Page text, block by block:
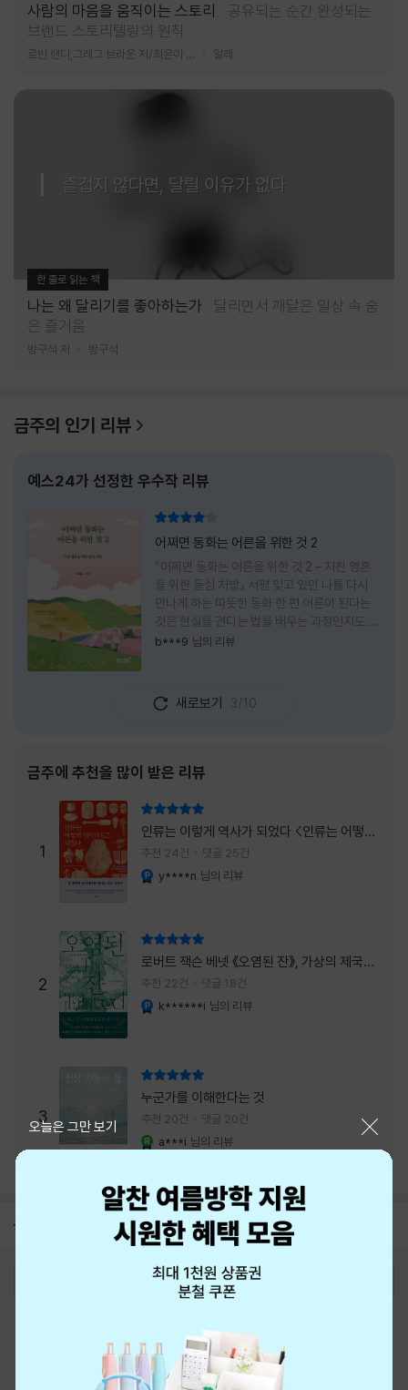
사람의 마음을 움직이는 스토리
공유되는 순간 완성되는
브랜드 스토리텔링의 원칙
알레
즐겁지 않다면, 달릴 이유가 없다
한 줄로 읽는 책
나는 왜 달리기를 좋아하는가
달리면서 깨달은 일상 속 숨
은 즐거움
방구석 저 방구석
금주의 인기 리뷰
예스24가 선정한 우수작 리뷰
어쩌면 동화는 어른을 위한 것 2
『어쩌면 동화는 어른을 위한 것 2 – 지친 영혼
을 위한 동심 처방』 서평 잊고 있던 나를 다시
만나게 하는 따뜻한 동화 한 편 어른이 된다는
것은 현실을 견디는 법을 배우는 과정인지도 모
른다. 해야 할 일은 늘어나고, 책임은 무거워지
효율과 성과를 먼저 생각하는 사람이 되어간다.
『어쩌면 동화는 어른을 위한 것 2 – 지친 영혼
목을 보았을 때는 동화를 다시 읽는 감성 에세
이 정도로 생각했다. 하지만 책장을 넘길수록
깨닫게 된다. 동화는 아이들만을 위한 이야기가
아니라, 삶에 지친 어른들의 마음을 치유하는
가장 순수한 언어라는 사실을 말이다. 이 책은
익숙한
b***9 님의 리뷰
새로보기 3/10
금주에 추천을 많이 받은 리뷰
1
인류는 이렇게 역사가 되었다 <인류는 어떻게
역사가 되었나>
추천 24건 댓글 25건
y****n 님의 리뷰
2
로버트 잭슨 베넷 《오염된 잔》, 가상의 제국이
주는 실감과 미스터리 사건의 치밀함이 이루어
내는 최상의 시너지...
추천 22건 댓글 18건
k******i 님의 리뷰
3
누군가를 이해한다는 것
추천 20건 댓글 20건
a***i 님의 리뷰
공지 8월 신용카드 무이자할부 안내
오늘은 그만 보기
최근 본 상품
eBook 1:1문의/채팅상담
예스이십사(주) 사업자 정보